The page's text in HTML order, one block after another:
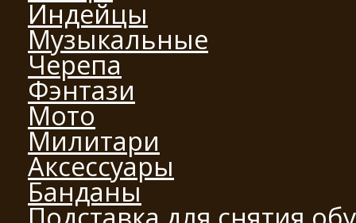
Индейцы
Музыкальные
Черепа
Фэнтази
Мото
Милитари
Аксессуары
Банданы